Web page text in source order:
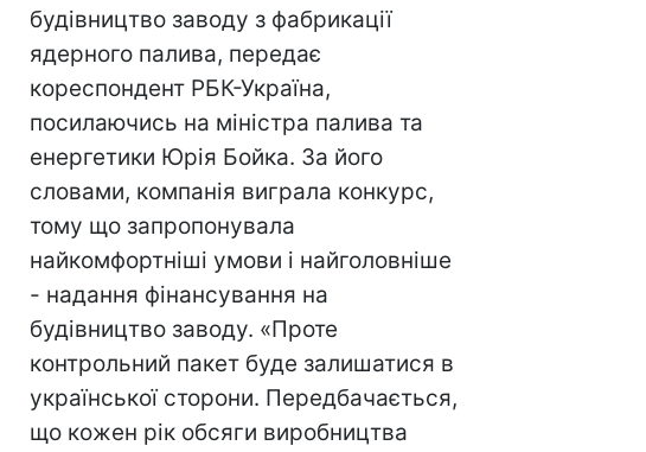
будівництво заводу з фабрикації
ядерного палива, передає
кореспондент РБК-Україна,
посилаючись на міністра палива та
енергетики Юрія Бойка. За його
словами, компанія виграла конкурс,
тому що запропонувала
найкомфортніші умови і найголовніше
- надання фінансування на
будівництво заводу. «Проте
контрольний пакет буде залишатися в
української сторони. Передбачається,
що кожен рік обсяги виробництва